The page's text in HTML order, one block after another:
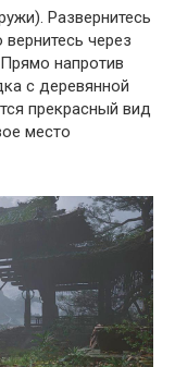
Развернитесь
через
напротив
с деревянной
прекрасный вид
место